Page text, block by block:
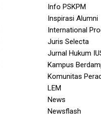
Info PSKPM
Inspirasi Alumni
International
Juris Selecta
Jurnal Hukum
Kampus
Komunitas
LEM
News
Newsflash